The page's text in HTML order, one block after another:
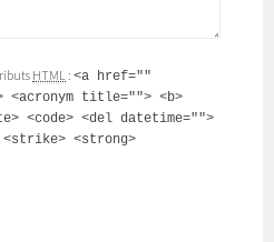
HTML :<a href=""
title=""> <b>
<code> <del datetime="">
<strong>